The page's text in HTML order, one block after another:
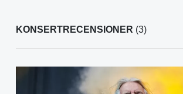
KONSERTRECENSIONER (3)